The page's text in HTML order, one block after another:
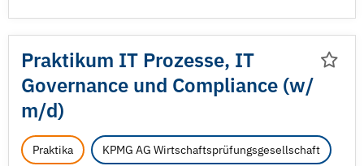
Praktikum IT Prozesse, IT
Governance und Compliance (w/
m/d)
Praktika KPMG AG Wirtschaftsprüfungsgesellschaft